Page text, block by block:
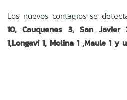
Los nuevos contagios se
10, Cauquenes 3, San Javier
1,Longaví 1, Molina 1 ,Maule 1 y